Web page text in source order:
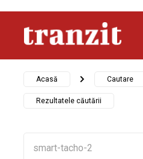
Acasă Cautare
Rezultatele căutării